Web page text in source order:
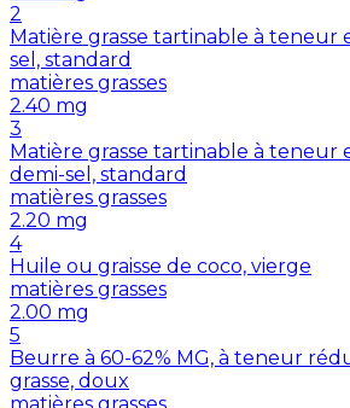
2
Matière grasse tartinable à teneur
sel, standard
matières grasses
2.40 mg
3
Matière grasse tartinable à teneur
demi-sel, standard
matières grasses
2.20 mg
4
Huile ou graisse de coco, vierge
matières grasses
2.00 mg
5
Beurre à 60-62% MG, à teneur
grasse, doux
matières grasses